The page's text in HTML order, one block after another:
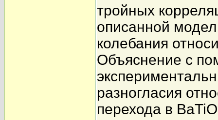
тройных
описанной
колебания
Объяснение с
разногласия
перехода в BaTiO